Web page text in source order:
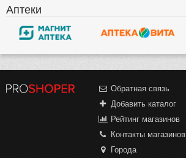
Аптеки
Обратная связь
Добавить каталог
Рейтинг магазинов
Контакты магазинов
Города